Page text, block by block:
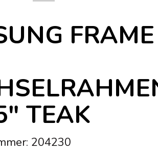
FRAME
TEAK
204230